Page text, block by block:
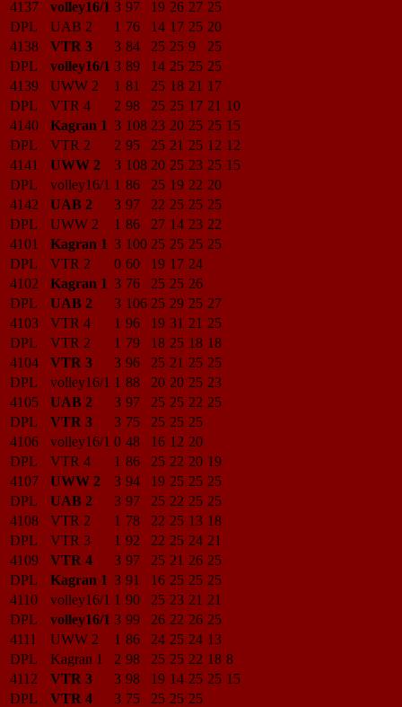
4137 volley16/1 3 97 19 26 27 25
DPL
UAB 2 1 76 14 17 25 20
4138
VTR 3 3 84 25 25 9
25
DPL
volley16/1 3 89 14 25 25 25
4139
UWW 2 1 81 25 18 21 17
DPL
VTR 4 2 98 25 25 17 21 10
4140
Kagran 1 3 108 23 20 25 25 15
DPL
VTR 2 2 95 25 21 25 12 12
4141
UWW 2 3 108 20 25 23 25 15
DPL
volley16/1 1 86 25 19 22 20
4142
UAB 2 3 97 22 25 25 25
DPL
UWW 2 1 86 27 14 23 22
4101
Kagran 1 3 100 25 25 25 25
DPL
VTR 2 0 60 19 17 24
4102
Kagran 1 3 76 25 25 26
DPL
UAB 2 3 106 25 29 25 27
4103
VTR 4 1 96 19 31 21 25
DPL
VTR 2 1 79 18 25 18 18
4104
VTR 3 3 96 25 21 25 25
DPL
volley16/1 1 88 20 20 25 23
4105
UAB 2 3 97 25 25 22 25
DPL
VTR 3 3 75 25 25 25
4106
volley16/1 0 48 16 12 20
DPL
VTR 4 1 86 25 22 20 19
4107
UWW 2 3 94 19 25 25 25
DPL
UAB 2 3 97 25 22 25 25
4108
VTR 2 1 78 22 25 13 18
DPL
VTR 3 1 92 22 25 24 21
4109
VTR 4 3 97 25 21 26 25
DPL
Kagran 1 3 91 16 25 25 25
4110
volley16/1 1 90 25 23 21 21
DPL
volley16/1 3 99 26 22 26 25
4111
UWW 2 1 86 24 25 24 13
DPL
Kagran 1 2 98 25 25 22 18 8
4112
VTR 3 3 98 19 14 25 25 15
DPL
VTR 4 3 75 25 25 25